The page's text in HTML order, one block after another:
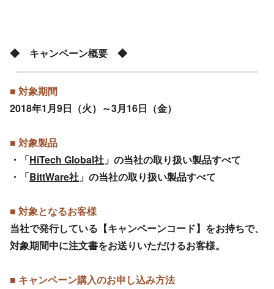
◆ キャンペーン概要 ◆
■ 対象期間
2018年1月9日（火）～3月16日（金）
■ 対象製品
・「HiTech Global社」の当社の取り扱い製品すべて
・「BittWare社」の当社の取り扱い製品すべて
■ 対象となるお客様
当社で発行している【キャンペーンコード】をお持ちで、
対象期間中に注文書をお送りいただけるお客様。
■ キャンペーン購入のお申し込み方法